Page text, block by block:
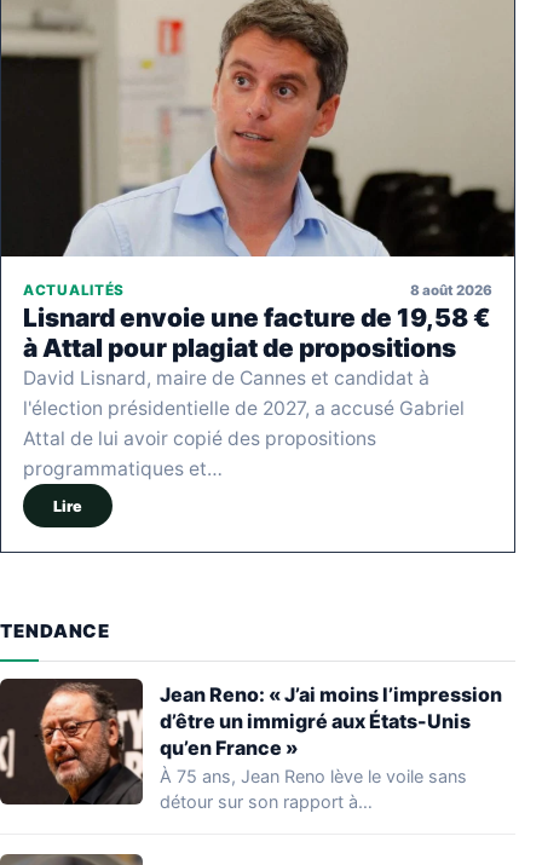
ACTUALITÉS 8 août 2026
Lisnard envoie une facture de 19,58 €
à Attal pour plagiat de propositions
David Lisnard, maire de Cannes et candidat à
l'élection présidentielle de 2027, a accusé Gabriel
Attal de lui avoir copié des propositions
programmatiques et…
Lire
TENDANCE
Jean Reno: « J’ai moins l’impression
d’être un immigré aux États-Unis
qu’en France »
À 75 ans, Jean Reno lève le voile sans
détour sur son rapport à…